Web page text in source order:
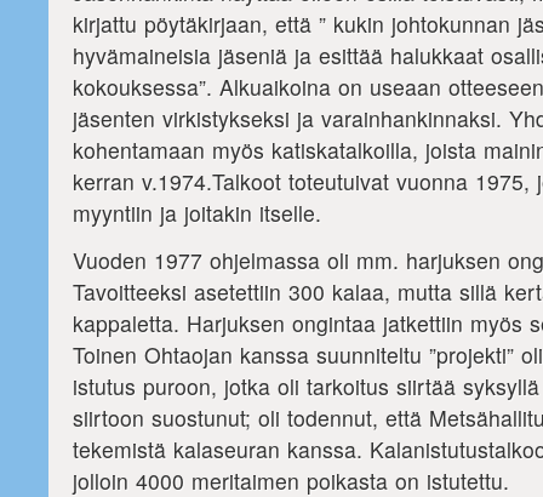
kirjattu pöytäkirjaan, että ” kukin johtokunnan
hyvämaineisia jäseniä ja esittää halukkaat
kokouksessa”. Alkuaikoina on useaan
jäsenten virkistykseksi ja varainhankinnaksi.
kohentamaan myös katiskatalkoilla, joista
kerran v.1974.Talkoot toteutuivat vuonna
myyntiin ja joitakin itselle.
Vuoden 1977 ohjelmassa oli mm. harjuksen
Tavoitteeksi asetettiin 300 kalaa, mutta sillä
kappaletta. Harjuksen ongintaa jatkettiin myös
Toinen Ohtaojan kanssa suunniteltu ”projekti”
istutus puroon, jotka oli tarkoitus siirtää
siirtoon suostunut; oli todennut, että
tekemistä kalaseuran kanssa.
jolloin 4000 meritaimen poikasta on istutettu.